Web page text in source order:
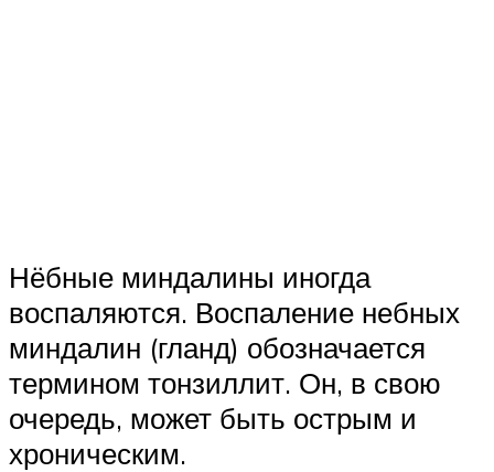
Нёбные миндалины иногда
воспаляются. Воспаление небных
миндалин (гланд) обозначается
термином тонзиллит. Он, в свою
очередь, может быть острым и
хроническим.